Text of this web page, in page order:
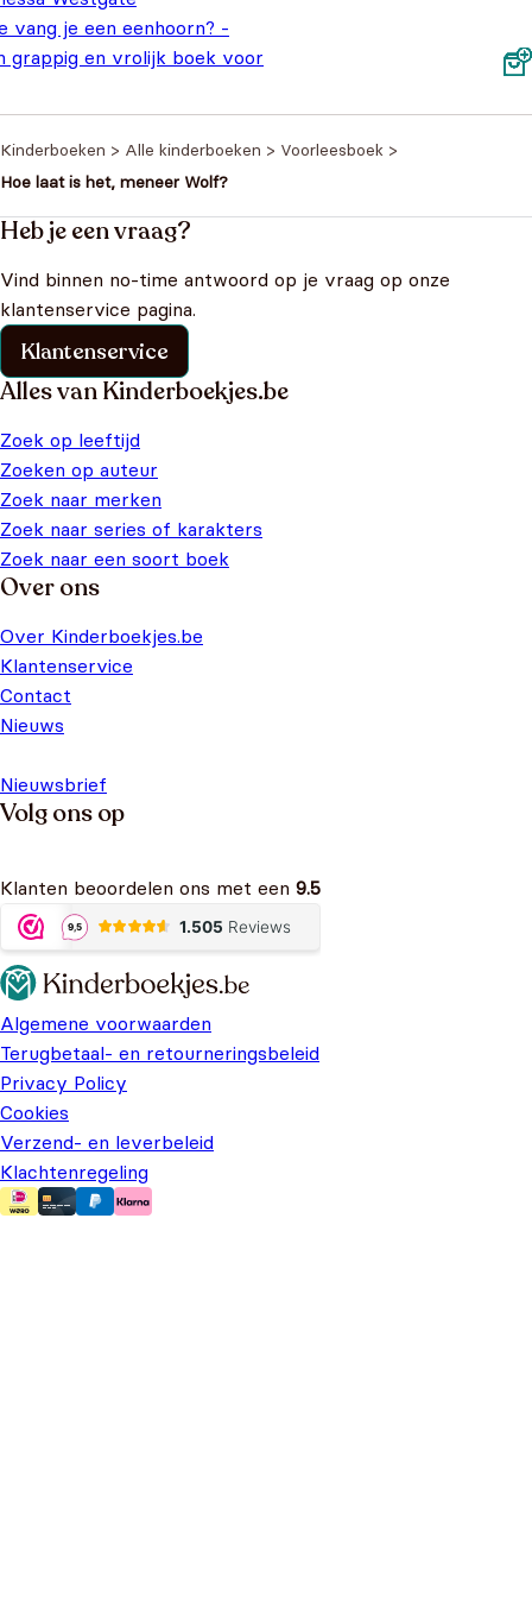
vang je een eenhoorn? -
grappig en vrolijk boek voor
Kinderboeken > Alle kinderboeken > Voorleesboek >
Hoe laat is het, meneer Wolf?
Heb je een vraag?
Vind binnen no-time antwoord op je vraag op onze
klantenservice pagina.
Klantenservice
Alles van Kinderboekjes.be
Zoek op leeftijd
Zoeken op auteur
Zoek naar merken
Zoek naar series of karakters
Zoek naar een soort boek
Over ons
Over Kinderboekjes.be
Klantenservice
Contact
Nieuws
Nieuwsbrief
Volg ons op
Klanten beoordelen ons met een 9.5
Algemene voorwaarden
Terugbetaal- en retourneringsbeleid
Privacy Policy
Cookies
Verzend- en leverbeleid
Klachtenregeling